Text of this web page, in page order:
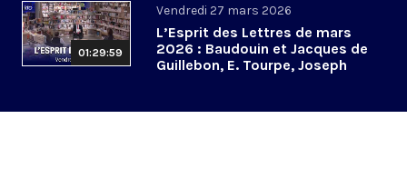
01:29:59
Vendredi 27 mars 2026
L’Esprit des Lettres de mars
2026 : Baudouin et Jacques de
Guillebon, E. Tourpe, Joseph